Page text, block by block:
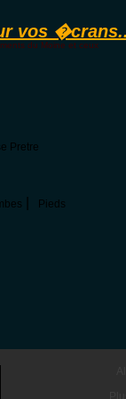
du Moine et ceux
Pretre
Pieds
vos